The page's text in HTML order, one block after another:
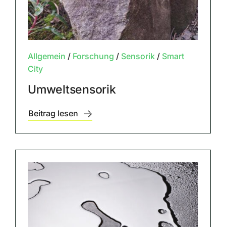
Allgemein / Forschung / Sensorik/ Smart
City
Umweltsensorik
Beitrag lesen